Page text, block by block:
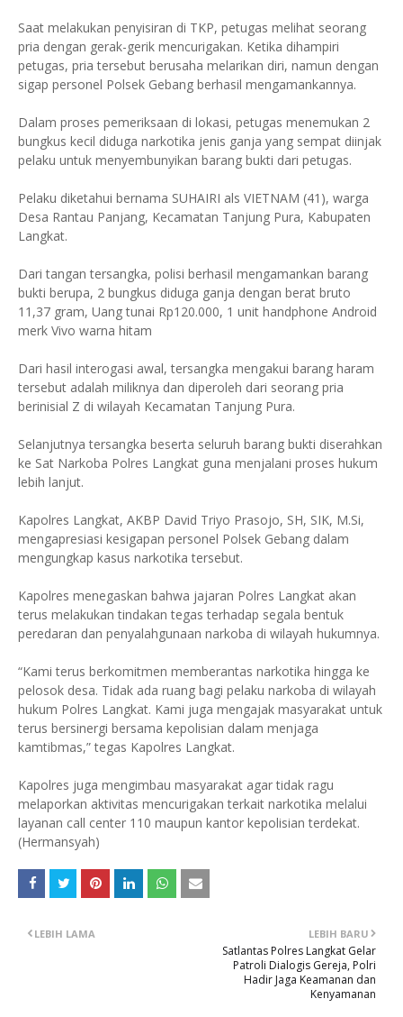
Saat melakukan penyisiran di TKP, petugas melihat seorang
pria dengan gerak-gerik mencurigakan. Ketika dihampiri
petugas, pria tersebut berusaha melarikan diri, namun dengan
sigap personel Polsek Gebang berhasil mengamankannya.
Dalam proses pemeriksaan di lokasi, petugas menemukan 2
bungkus kecil diduga narkotika jenis ganja yang sempat diinjak
pelaku untuk menyembunyikan barang bukti dari petugas.
Pelaku diketahui bernama SUHAIRI als VIETNAM (41), warga
Desa Rantau Panjang, Kecamatan Tanjung Pura, Kabupaten
Langkat.
Dari tangan tersangka, polisi berhasil mengamankan barang
bukti berupa, 2 bungkus diduga ganja dengan berat bruto
11,37 gram, Uang tunai Rp120.000, 1 unit handphone Android
merk Vivo warna hitam
Dari hasil interogasi awal, tersangka mengakui barang haram
tersebut adalah miliknya dan diperoleh dari seorang pria
berinisial Z di wilayah Kecamatan Tanjung Pura.
Selanjutnya tersangka beserta seluruh barang bukti diserahkan
ke Sat Narkoba Polres Langkat guna menjalani proses hukum
lebih lanjut.
Kapolres Langkat, AKBP David Triyo Prasojo, SH, SIK, M.Si,
mengapresiasi kesigapan personel Polsek Gebang dalam
mengungkap kasus narkotika tersebut.
Kapolres menegaskan bahwa jajaran Polres Langkat akan
terus melakukan tindakan tegas terhadap segala bentuk
peredaran dan penyalahgunaan narkoba di wilayah hukumnya.
“Kami terus berkomitmen memberantas narkotika hingga ke
pelosok desa. Tidak ada ruang bagi pelaku narkoba di wilayah
hukum Polres Langkat. Kami juga mengajak masyarakat untuk
terus bersinergi bersama kepolisian dalam menjaga
kamtibmas,” tegas Kapolres Langkat.
Kapolres juga mengimbau masyarakat agar tidak ragu
melaporkan aktivitas mencurigakan terkait narkotika melalui
layanan call center 110 maupun kantor kepolisian terdekat.
(Hermansyah)
LEBIH BARU
Satlantas Polres Langkat Gelar
Patroli Dialogis Gereja, Polri
Hadir Jaga Keamanan dan
Kenyamanan
LEBIH LAMA